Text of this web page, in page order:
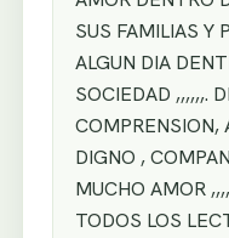
SUS FAMILIAS Y
ALGUN DIA
SOCIEDAD ,,,,,,.
COMPRENSION,
DIGNO ,
MUCHO AMOR
TODOS LOS